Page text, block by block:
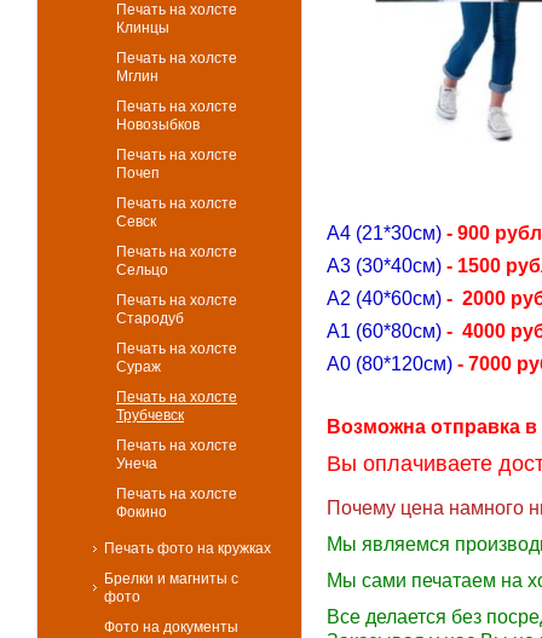
Печать на холсте
Клинцы
Печать на холсте
Мглин
Печать на холсте
Новозыбков
Печать на холсте
Почеп
Печать на холсте
Севск
Печать на холсте
Сельцо
Печать на холсте
Стародуб
Печать на холсте
Сураж
Печать на холсте
Трубчевск
Печать на холсте
Унеча
Печать на холсте
Фокино
Печать фото на кружках
Брелки и магниты с
фото
Фото на документы
А4 (21*30см) - 900
А3 (30*40см) - 1500
А2 (40*60см) - 2000
А1 (60*80см) - 4000
А0 (80*120см) - 7000
Возможна отправка
Вы оплачиваете
Почему цена намного
Мы являемся
Мы сами печатаем на
Все делается без